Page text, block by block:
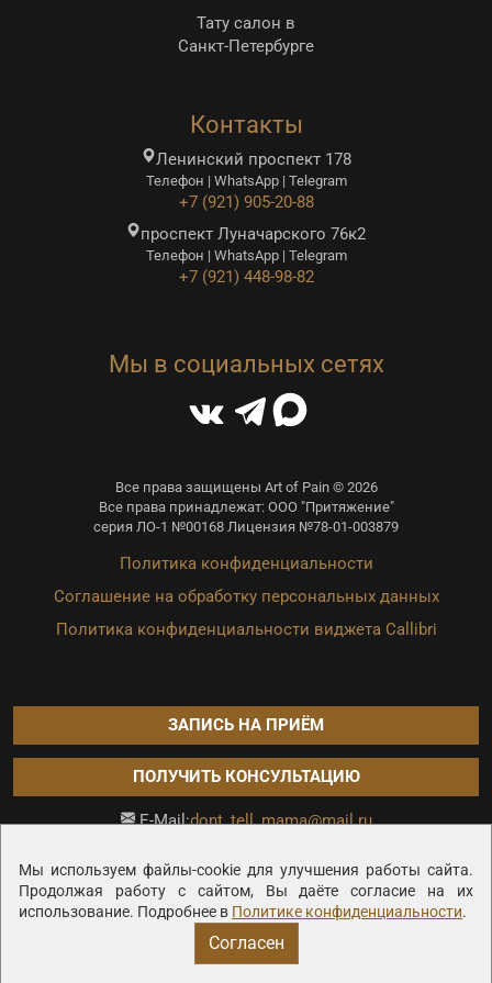
Мы используем файлы-cookie для улучшения работы сайта.
Продолжая работу с сайтом, Вы даёте согласие на их
использование. Подробнее в Политике конфиденциальности.
Согласен
Тату салон в
Санкт-Петербурге
Контакты
Ленинский проспект 178
Телефон | WhatsApp | Telegram
+7 (921) 905-20-88
проспект Луначарского 76к2
Телефон | WhatsApp | Telegram
+7 (921) 448-98-82
Мы в социальных сетях
Все права защищены Art of Pain © 2026
Все права принадлежат: ООО "Притяжение"
серия ЛО-1 №00168 Лицензия №78-01-003879
Политика конфиденциальности
Соглашение на обработку персональных данных
Политика конфиденциальности виджета Callibri
ЗАПИСЬ НА ПРИЁМ
ПОЛУЧИТЬ КОНСУЛЬТАЦИЮ
E-Mail:dont_tell_mama@mail.ru